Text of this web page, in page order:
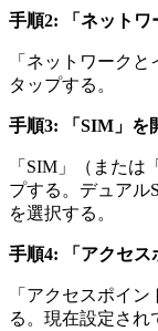
手順2: 「ネットワ
「ネットワーク
タップする。
手順3: 「SIM」を
「SIM」（また
プする。デュアル
を選択する。
手順4: 「アクセス
「アクセスポイン
る。現在設定され